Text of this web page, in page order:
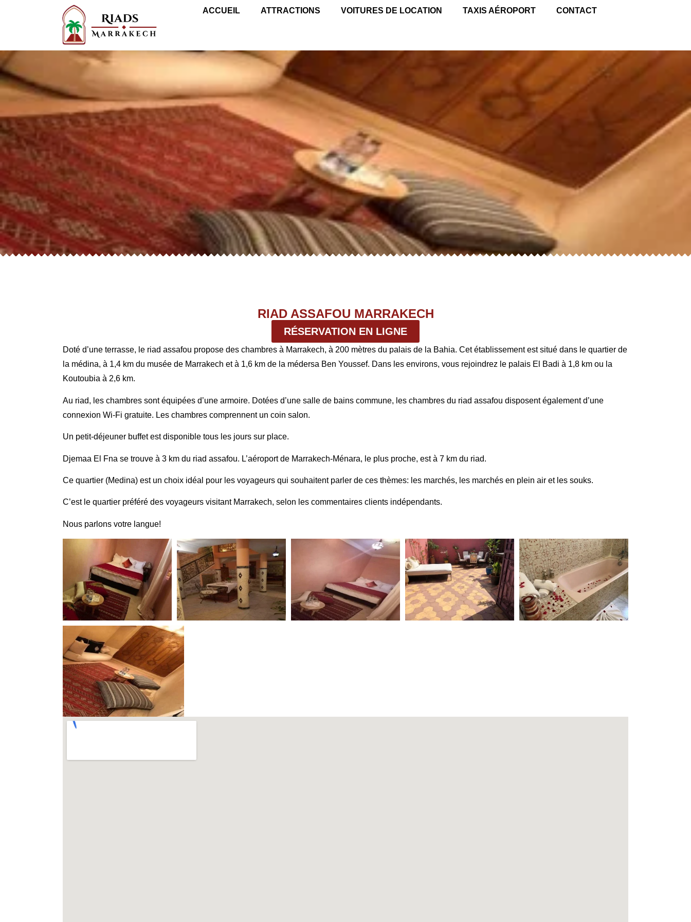
ACCUEIL ATTRACTIONS VOITURES DE LOCATION TAXIS AÉROPORT CONTACT
RIAD ASSAFOU MARRAKECH
RÉSERVATION EN LIGNE
Doté d’une terrasse, le riad assafou propose des chambres à Marrakech, à 200 mètres du palais de la Bahia. Cet établissement est situé dans le quartier de
la médina, à 1,4 km du musée de Marrakech et à 1,6 km de la médersa Ben Youssef. Dans les environs, vous rejoindrez le palais El Badi à 1,8 km ou la
Koutoubia à 2,6 km.
Au riad, les chambres sont équipées d’une armoire. Dotées d’une salle de bains commune, les chambres du riad assafou disposent également d’une
connexion Wi-Fi gratuite. Les chambres comprennent un coin salon.
Un petit-déjeuner buffet est disponible tous les jours sur place.
Djemaa El Fna se trouve à 3 km du riad assafou. L’aéroport de Marrakech-Ménara, le plus proche, est à 7 km du riad.
Ce quartier (Medina) est un choix idéal pour les voyageurs qui souhaitent parler de ces thèmes: les marchés, les marchés en plein air et les souks.
C’est le quartier préféré des voyageurs visitant Marrakech, selon les commentaires clients indépendants.
Nous parlons votre langue!